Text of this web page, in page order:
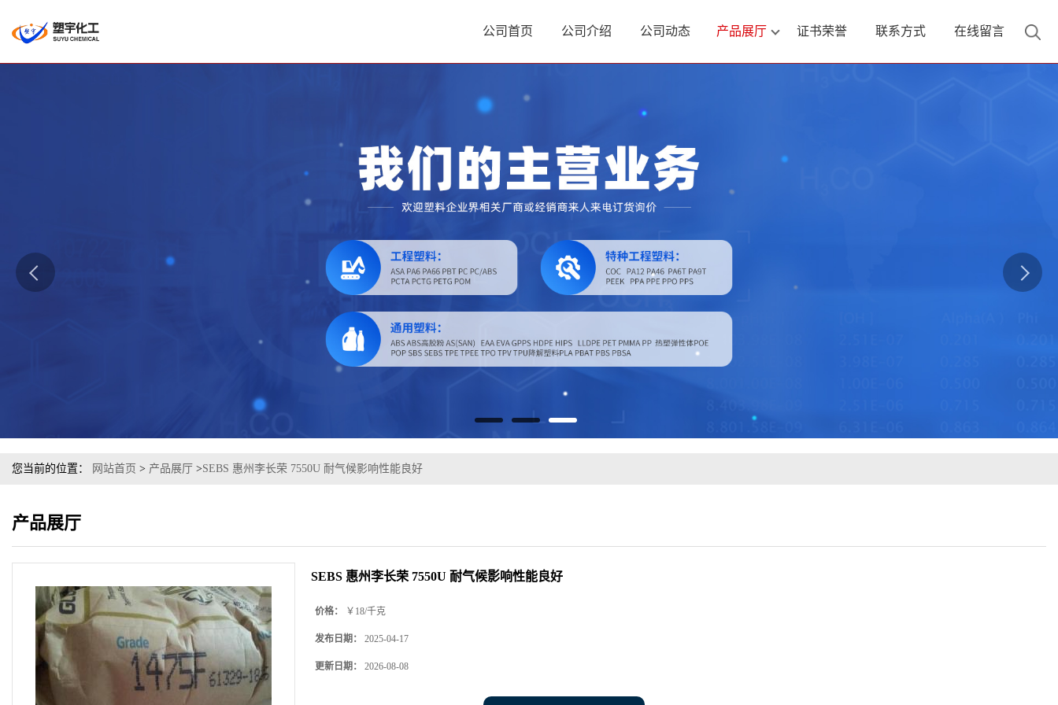
公司首页 公司介绍 公司动态 产品展厅 证书荣誉 联系方式 在线留言
您当前的位置： 网站首页 > 产品展厅 >SEBS 惠州李长荣 7550U 耐气候影响性能良好
产品展厅
SEBS 惠州李长荣 7550U 耐气候影响性能良好
价格： ￥18/千克
发布日期： 2025-04-17
更新日期： 2026-08-08